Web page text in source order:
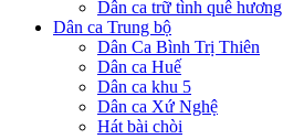
Dân ca trữ tình quê hương
Dân ca Trung bộ
Dân Ca Bình Trị Thiên
Dân ca Huế
Dân ca khu 5
Dân ca Xứ Nghệ
Hát bài chòi